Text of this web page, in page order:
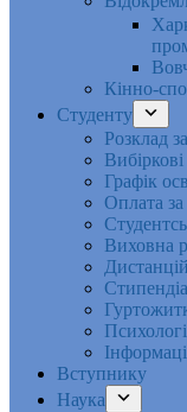
Кінно-
Студенту
Розклад
Графік
Оплата
Виховна
Вступнику
Наука